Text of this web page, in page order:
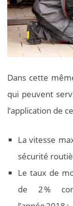
Dans cette
qui peuvent
l’application de
La vitesse
sécurité
Le taux de
de 2 %